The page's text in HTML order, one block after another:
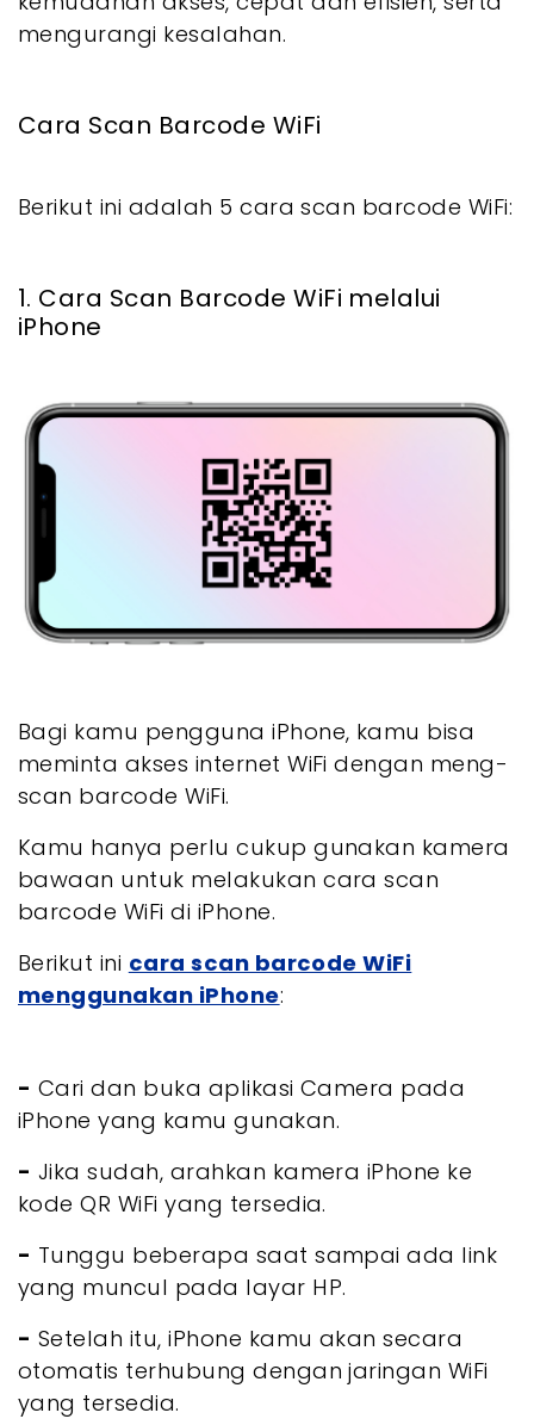
mengurangi kesalahan.
Cara Scan Barcode WiFi
Berikut ini adalah 5 cara scan barcode WiFi:
1. Cara Scan Barcode WiFi melalui
iPhone
Bagi kamu pengguna iPhone, kamu bisa
meminta akses internet WiFi dengan meng-
scan barcode WiFi.
Kamu hanya perlu cukup gunakan kamera
bawaan untuk melakukan cara scan
barcode WiFi di iPhone.
Berikut ini cara scan barcode WiFi
menggunakan iPhone:
- Cari dan buka aplikasi Camera pada
iPhone yang kamu gunakan.
- Jika sudah, arahkan kamera iPhone ke
kode QR WiFi yang tersedia.
- Tunggu beberapa saat sampai ada link
yang muncul pada layar HP.
- Setelah itu, iPhone kamu akan secara
otomatis terhubung dengan jaringan WiFi
yang tersedia.